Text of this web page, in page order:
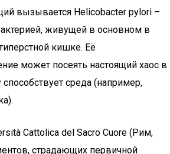
вызывается Helicobacter pylori –
живущей в основном в
кишке. Её
может посеять настоящий хаос в
среда (например,
Cattolica del Sacro Cuore (Рим,
страдающих первичной